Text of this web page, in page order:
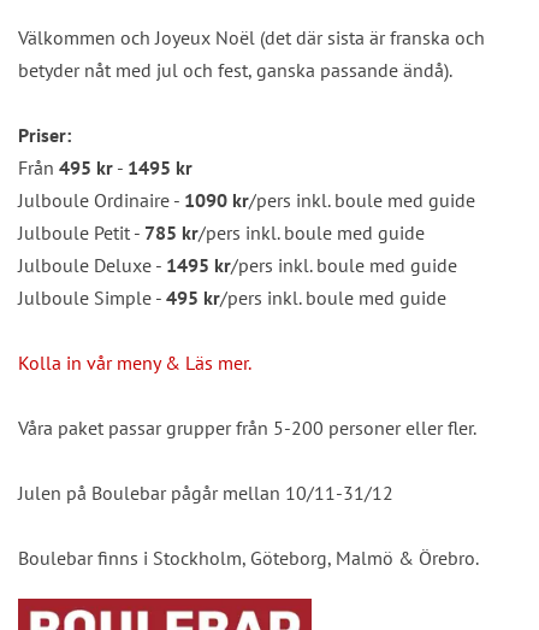
Välkommen och Joyeux Noël (det där sista är franska och
betyder nåt med jul och fest, ganska passande ändå).
Priser:
Från 495 kr - 1495 kr
Julboule Ordinaire - 1090 kr/pers inkl. boule med guide
Julboule Petit - 785 kr/pers inkl. boule med guide
Julboule Deluxe - 1495 kr/pers inkl. boule med guide
Julboule Simple - 495 kr/pers inkl. boule med guide
Kolla in vår meny & Läs mer.
Våra paket passar grupper från 5-200 personer eller fler.
Julen på Boulebar pågår mellan 10/11-31/12
Boulebar finns i Stockholm, Göteborg, Malmö & Örebro.